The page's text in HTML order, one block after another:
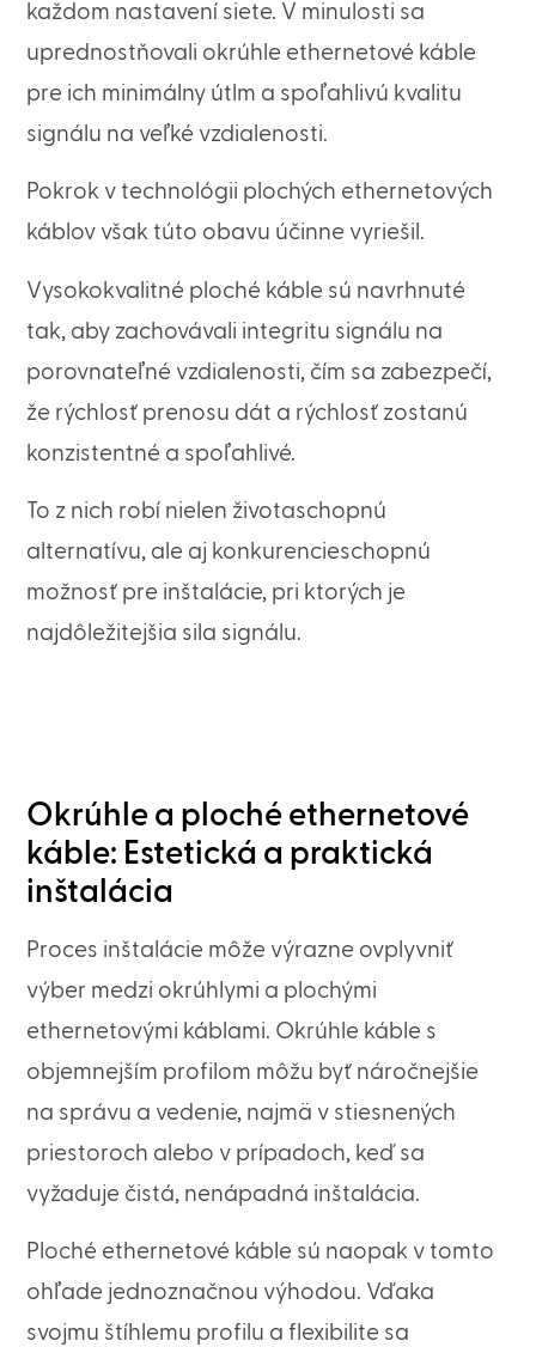
každom nastavení siete. V minulosti sa
uprednostňovali okrúhle ethernetové káble
pre ich minimálny útlm a spoľahlivú kvalitu
signálu na veľké vzdialenosti.
Pokrok v technológii plochých ethernetových
káblov však túto obavu účinne vyriešil.
Vysokokvalitné ploché káble sú navrhnuté
tak, aby zachovávali integritu signálu na
porovnateľné vzdialenosti, čím sa zabezpečí,
že rýchlosť prenosu dát a rýchlosť zostanú
konzistentné a spoľahlivé.
To z nich robí nielen životaschopnú
alternatívu, ale aj konkurencieschopnú
možnosť pre inštalácie, pri ktorých je
najdôležitejšia sila signálu.
Okrúhle a ploché ethernetové
káble: Estetická a praktická
inštalácia
Proces inštalácie môže výrazne ovplyvniť
výber medzi okrúhlymi a plochými
ethernetovými káblami. Okrúhle káble s
objemnejším profilom môžu byť náročnejšie
na správu a vedenie, najmä v stiesnených
priestoroch alebo v prípadoch, keď sa
vyžaduje čistá, nenápadná inštalácia.
Ploché ethernetové káble sú naopak v tomto
ohľade jednoznačnou výhodou. Vďaka
svojmu štíhlemu profilu a flexibilite sa